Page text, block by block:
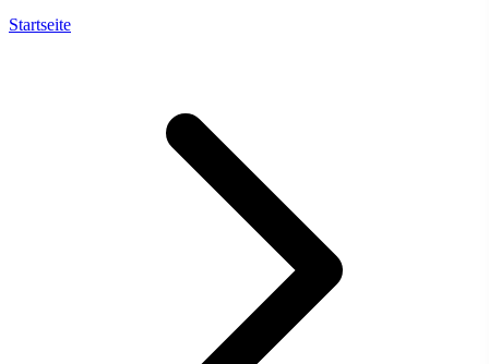
Startseite